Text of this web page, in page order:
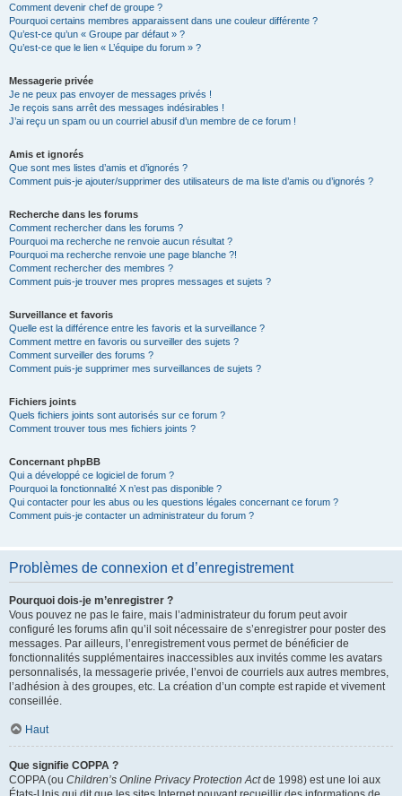
Comment devenir chef de groupe ?
Pourquoi certains membres apparaissent dans une couleur différente ?
Qu’est-ce qu’un « Groupe par défaut » ?
Qu’est-ce que le lien « L’équipe du forum » ?
Messagerie privée
Je ne peux pas envoyer de messages privés !
Je reçois sans arrêt des messages indésirables !
J’ai reçu un spam ou un courriel abusif d’un membre de ce forum !
Amis et ignorés
Que sont mes listes d’amis et d’ignorés ?
Comment puis-je ajouter/supprimer des utilisateurs de ma liste d’amis ou d’ignorés ?
Recherche dans les forums
Comment rechercher dans les forums ?
Pourquoi ma recherche ne renvoie aucun résultat ?
Pourquoi ma recherche renvoie une page blanche ?!
Comment rechercher des membres ?
Comment puis-je trouver mes propres messages et sujets ?
Surveillance et favoris
Quelle est la différence entre les favoris et la surveillance ?
Comment mettre en favoris ou surveiller des sujets ?
Comment surveiller des forums ?
Comment puis-je supprimer mes surveillances de sujets ?
Fichiers joints
Quels fichiers joints sont autorisés sur ce forum ?
Comment trouver tous mes fichiers joints ?
Concernant phpBB
Qui a développé ce logiciel de forum ?
Pourquoi la fonctionnalité X n’est pas disponible ?
Qui contacter pour les abus ou les questions légales concernant ce forum ?
Comment puis-je contacter un administrateur du forum ?
Problèmes de connexion et d’enregistrement
Pourquoi dois-je m’enregistrer ?
Vous pouvez ne pas le faire, mais l’administrateur du forum peut avoir
configuré les forums afin qu’il soit nécessaire de s’enregistrer pour poster des
messages. Par ailleurs, l’enregistrement vous permet de bénéficier de
fonctionnalités supplémentaires inaccessibles aux invités comme les avatars
personnalisés, la messagerie privée, l’envoi de courriels aux autres membres,
l’adhésion à des groupes, etc. La création d’un compte est rapide et vivement
conseillée.
Haut
Que signifie COPPA ?
COPPA (ou Children’s Online Privacy Protection Actde 1998) est une loi aux